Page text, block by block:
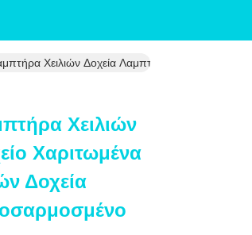
Χειλιών Δοχεία Λαμπτήρα Χειλιών Με
Χειλιών
Χαριτωμένα
Δοχεία